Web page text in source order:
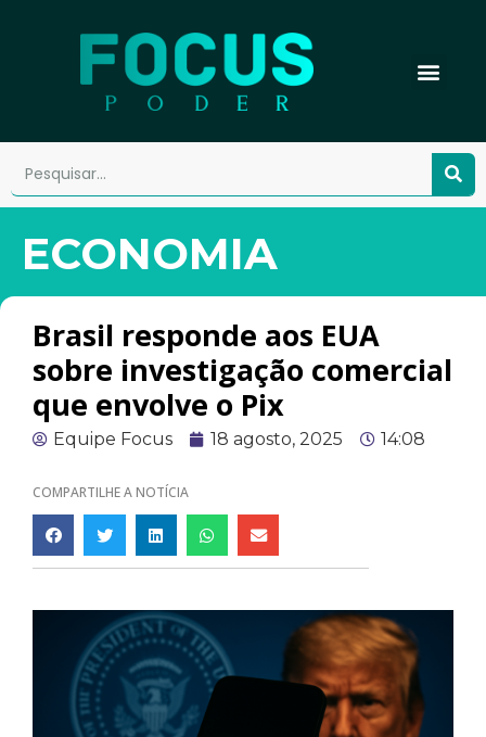
ECONOMIA
Brasil responde aos EUA
sobre investigação comercial
que envolve o Pix
Equipe Focus 18 agosto, 2025 14:08
COMPARTILHE A NOTÍCIA